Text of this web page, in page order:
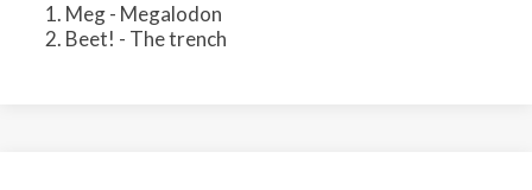
Meg - Megalodon
Beet! - The trench